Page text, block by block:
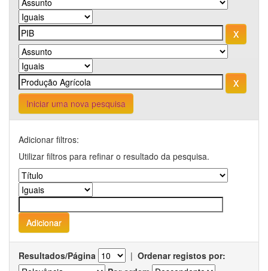
Iniciar uma nova pesquisa
Adicionar filtros:
Utilizar filtros para refinar o resultado da pesquisa.
Resultados/Página | Ordenar registos por: